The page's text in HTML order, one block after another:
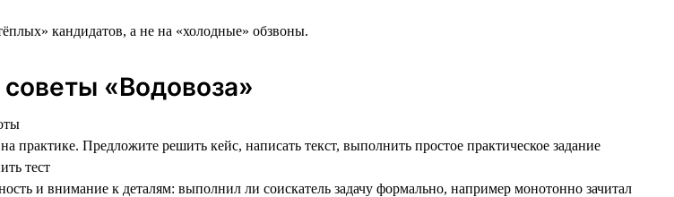
кандидатов, а не на «холодные» обзвоны.
«Водовоза»
практике. Предложите решить кейс, написать текст, выполнить простое практическое задание
тест
и внимание к деталям: выполнил ли соискатель задачу формально, например монотонно зачитал